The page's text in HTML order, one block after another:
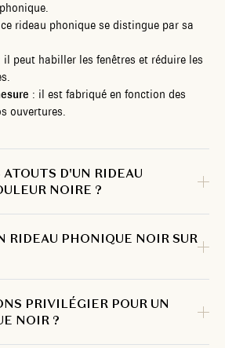
rideau phonique se distingue par sa
il peut habiller les fenêtres et réduire les
: il est fabriqué en fonction des
ouvertures.
D'UN RIDEAU
NOIRE ?
RIDEAU PHONIQUE NOIR SUR
PRIVILÉGIER POUR UN
NOIR ?